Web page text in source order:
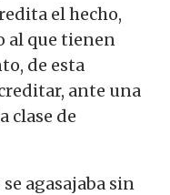
el hecho,
al que tienen
de esta
ante una
clase de
agasajaba sin